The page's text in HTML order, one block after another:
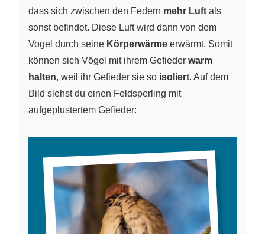
dass sich zwischen den Federn mehr Luft als
sonst befindet. Diese Luft wird dann von dem
Vogel durch seine Körperwärme erwärmt. Somit
können sich Vögel mit ihrem Gefieder warm
halten, weil ihr Gefieder sie so isoliert. Auf dem
Bild siehst du einen Feldsperling mit
aufgeplustertem Gefieder: